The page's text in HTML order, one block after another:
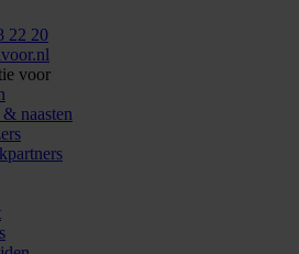
22 20
voor
naasten